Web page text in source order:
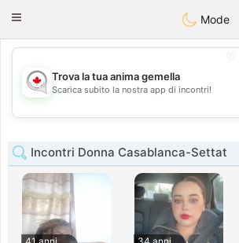
CANADIANchat
Toggle
Mode
💖
Trova la tua anima gemella
Scarica subito la nostra app di incontri!
Incontri Donna Casablanca-Settat